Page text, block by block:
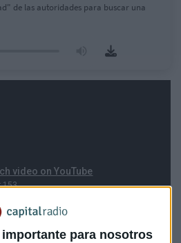
para nosotros
de las autoridades para buscar una